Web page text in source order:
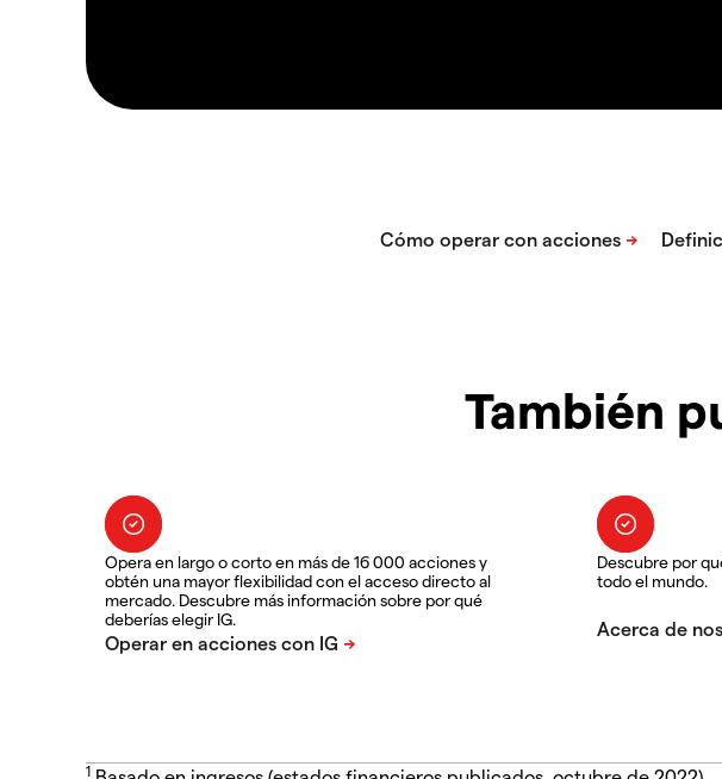
También
Opera en largo o corto en más de 16 000 acciones y
obtén una mayor flexibilidad con el acceso directo al
mercado. Descubre más información sobre por qué
deberías elegir IG.
Descubre por
todo el mundo.
1